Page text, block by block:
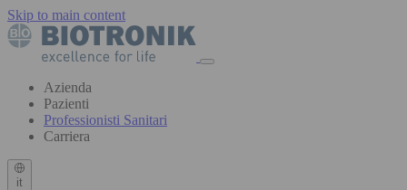
Skip to main content
Azienda
Pazienti
Professionisti Sanitari
Carriera
it